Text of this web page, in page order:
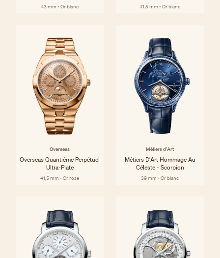
43 mm - Or blanc 41,5 mm - Or blanc
Overseas
Overseas Quantième Perpétuel
Ultra-Plate
41,5 mm - Or rose
Métiers d'Art
Métiers D'Art Hommage Au
Céleste - Scorpion
39 mm - Or blanc